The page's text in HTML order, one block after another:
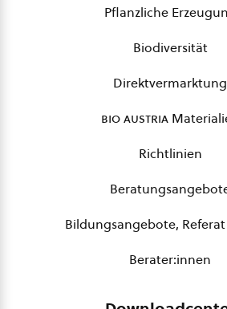
Pflanzliche
Biodiversität
Direktvermarktung
bio austria
Richtlinien
Bildungsangebote,
Berater:innen